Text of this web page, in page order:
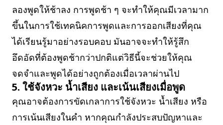
ลองพูดให้ช้าลง การพูดช้า ๆ จะทำให้คุณมีเวลามาก
ขึ้นในการใช้เทคนิคการพูดและการออกเสียงที่คุณ
ได้เรียนรู้มาอย่างรอบคอบ มันอาจจะทำให้รู้สึก
อึดอัดที่ต้องพูดช้ากว่าปกติแต่วิธีนี้จะช่วยให้คุณ
จดจำและพูดได้อย่างถูกต้องเมื่อเวลาผ่านไป
5. ใช้จังหวะ น้ำเสียง และเน้นเสียงเมื่อพูด
คุณอาจต้องการขัดเกลาการใช้จังหวะ น้ำเสียง หรือ
การเน้นเสียงในคำ หากคุณกำลังประสบปัญหาและ